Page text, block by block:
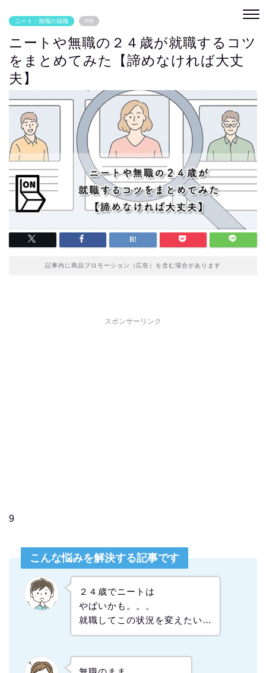
ニート・無職の就職 PR
ニートや無職の２４歳が就職するコツ
をまとめてみた【諦めなければ大丈
夫】
記事内に商品プロモーション（広告）を含む場合があります
スポンサーリンク
9
こんな悩みを解決する記事です
２４歳でニートは
やばいかも。。。
就職してこの状況を変えたい…